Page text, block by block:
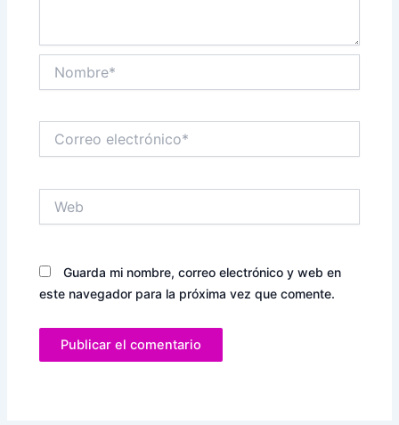
electrónico*
Guarda mi nombre, correo electrónico y web en
este navegador para la próxima vez que comente.